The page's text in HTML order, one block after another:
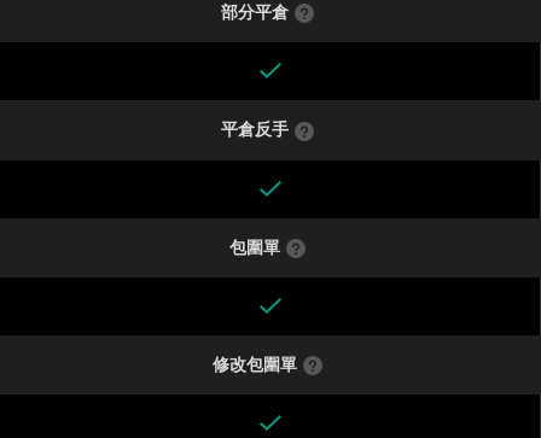
部分平倉
平倉反手
包圍單
修改包圍單